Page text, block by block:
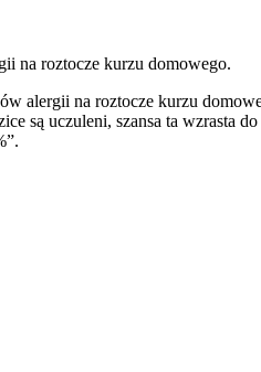
na roztocze kurzu domowego.
alergii na roztocze kurzu
są uczuleni, szansa ta wzrasta